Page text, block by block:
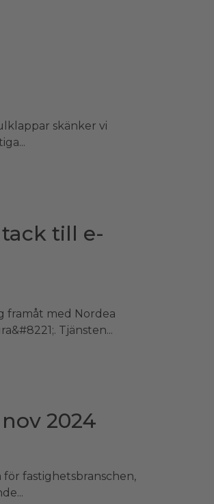
skänker vi
till e-
framåt med Nordea
Tjänsten...
2024
för fastighetsbranschen,